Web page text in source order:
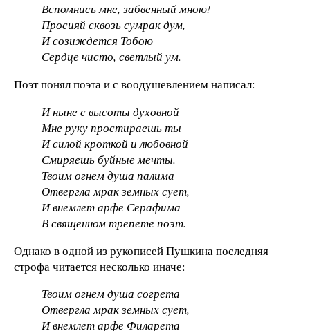
Вспомнись мне, забвенный мною!
Просияй сквозь сумрак дум,
И созиждется Тобою
Сердце чисто, светлый ум.
Поэт понял поэта и с воодушевлением написал:
И ныне с высоты духовной
Мне руку простираешь ты
И силой кроткой и любовной
Смиряешь буйные мечты.
Твоим огнем душа палима
Отвергла мрак земных сует,
И внемлет арфе Серафима
В священном трепете поэт.
Однако в одной из рукописей Пушкина последняя
строфа читается несколько иначе:
Твоим огнем душа согрета
Отвергла мрак земных сует,
И внемлет арфе Филарета